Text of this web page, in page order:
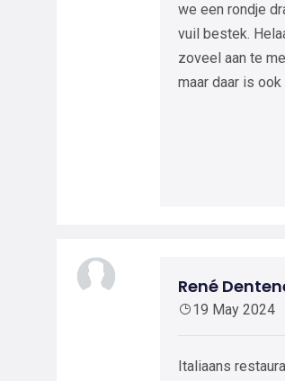
we een rondje
vuil bestek.
zoveel aan te
maar daar is
René
19 May 2024
Italiaans